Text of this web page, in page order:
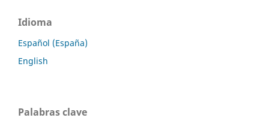
Idioma
Español (España)
English
Palabras clave